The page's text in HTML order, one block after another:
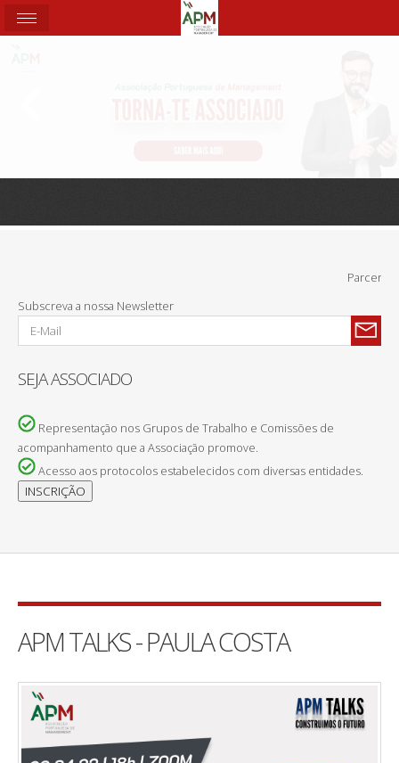
Parcerias:
Subscreva a nossa Newsletter
SEJA ASSOCIADO
Representação nos Grupos de Trabalho e Comissões de
acompanhamento que a Associação promove.
Acesso aos protocolos estabelecidos com diversas entidades.
APM TALKS - PAULA COSTA